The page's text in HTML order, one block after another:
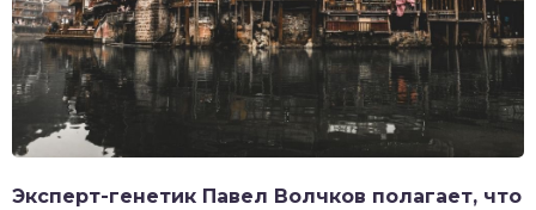
Эксперт-генетик Павел Волчков полагает, что